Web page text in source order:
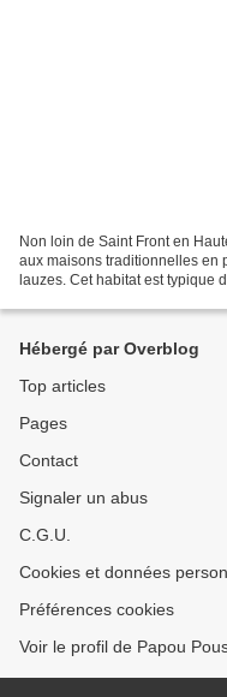
Non loin de Saint Front en
aux maisons traditionnelles en
lauzes. Cet habitat est typique
Hébergé par Overblog
Top articles
Pages
Contact
Signaler un abus
C.G.U.
Cookies et données
Préférences cookies
Voir le profil de Papou